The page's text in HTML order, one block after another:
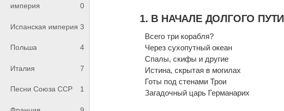
империя
0
Испанская империя 3
Польша 4
Италия 7
Песни Союза ССР 1
1. В НАЧАЛЕ ДОЛГОГО ПУТИ
Всего три корабля?
Через сухопутный океан
Спалы, скифы и другие
Истина, скрытая в могилах
Готы под стенами Трои
Загадочный царь Германарих